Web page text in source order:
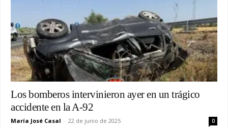
Los bomberos intervinieron ayer en un trágico
accidente en la A-92
María José Casal - 22 de junio de 2025 0